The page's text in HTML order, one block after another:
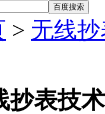
> 无线
抄表技术